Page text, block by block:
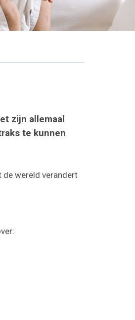
zijn allemaal
te kunnen
de wereld verandert